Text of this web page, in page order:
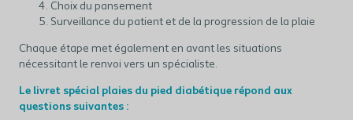
Choix du pansement
Surveillance du patient et de la progression de la plaie
Chaque étape met également en avant les situations
nécessitant le renvoi vers un spécialiste.
Le livret spécial plaies du pied diabétique répond aux
questions suivantes :